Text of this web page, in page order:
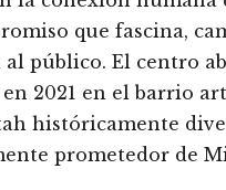
que fascina,
público. El centro
2021 en el barrio
históricamente
prometedor de